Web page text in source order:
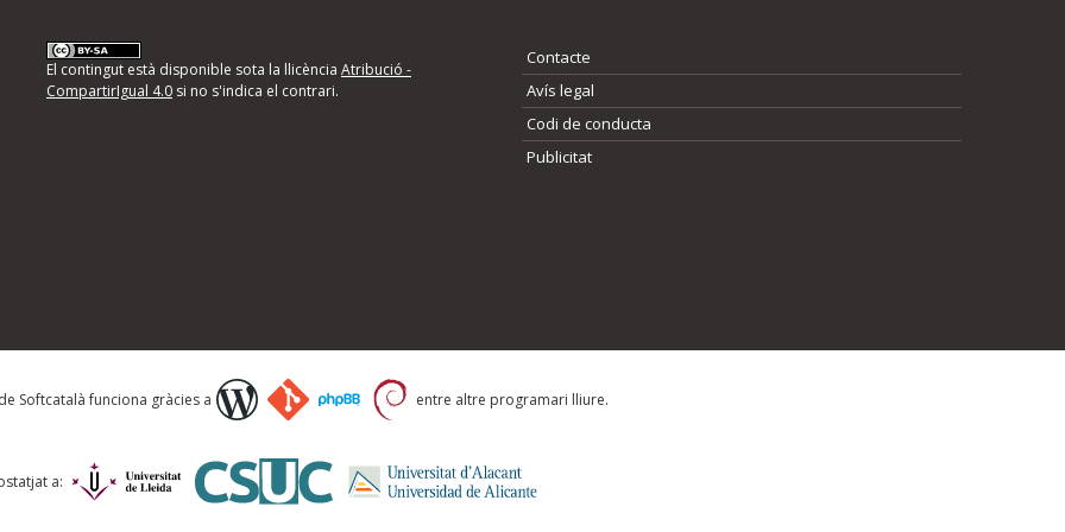
d'errors
següents i descriviu quina és la millora que
El contingut està disponible sota la llicència Atribució -
CompartirIgual 4.0si no s'indica el contrari.
Contacte
Avís legal
Codi de conducta
Publicitat
Softcatalà funciona gràcies a entre altre programari lliure.
a: